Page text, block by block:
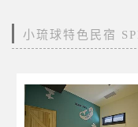
小琉球特色民宿